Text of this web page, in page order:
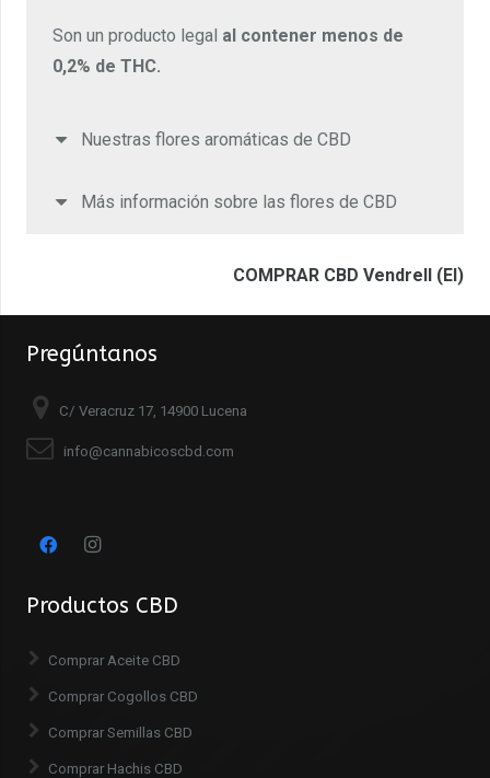
Son un producto legal al contener menos de
0,2% de THC.
Nuestras flores aromáticas de CBD
Más información sobre las flores de CBD
COMPRAR CBD Vendrell (El)
Pregúntanos
C/ Veracruz 17, 14900 Lucena
info@cannabicoscbd.com
Productos CBD
Comprar Aceite CBD
Comprar Cogollos CBD
Comprar Semillas CBD
Comprar Hachis CBD